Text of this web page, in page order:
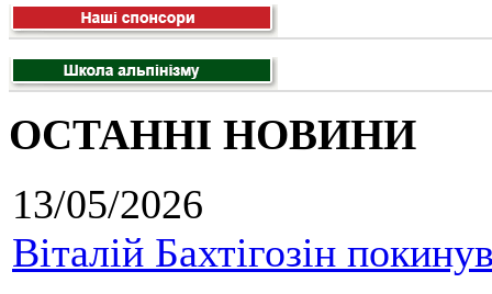
ОСТАННІ НОВИНИ
13/05/2026
Віталій Бахтігозін